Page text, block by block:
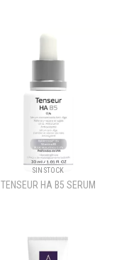
SIN STOCK
TENSEUR HA B5 SERUM